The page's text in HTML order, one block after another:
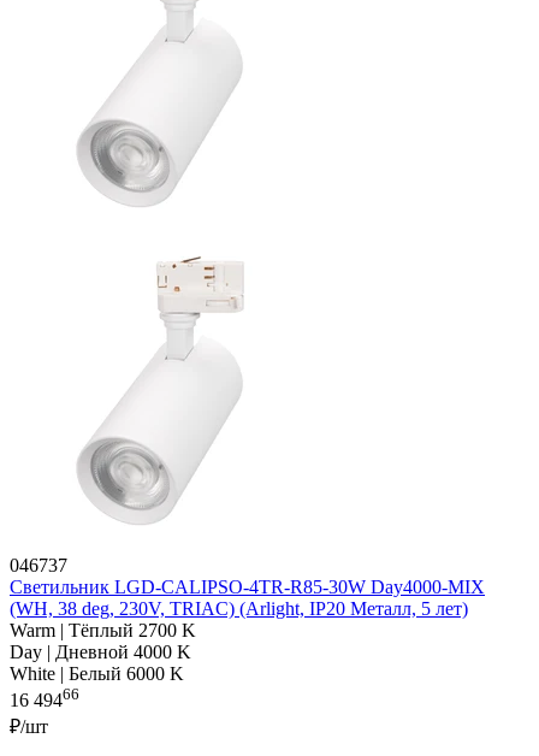
046737
Светильник LGD-CALIPSO-4TR-R85-30W Day4000-MIX
(WH, 38 deg, 230V, TRIAC) (Arlight, IP20 Металл, 5 лет)
Warm | Тёплый 2700 K
Day | Дневной 4000 K
White | Белый 6000 K
16 49466
₽/шт